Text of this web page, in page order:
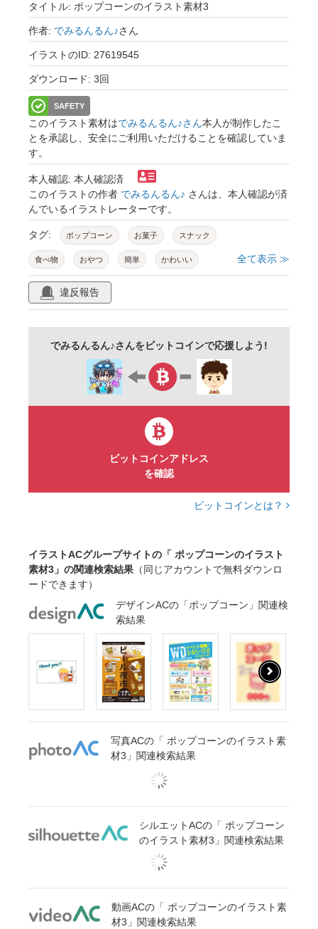
タイトル: ポップコーンのイラスト素材3
作者: でみるんるん♪さん
イラストのID: 27619545
ダウンロード: 3回
SAFETY
このイラスト素材はでみるんるん♪さん本人が制作したこ
とを承認し、安全にご利用いただけることを確認していま
す。
本人確認: 本人確認済
このイラストの作者 でみるんるん♪ さんは、本人確認が済
んでいるイラストレーターです。
タグ: ポップコーン お菓子 スナック
食べ物 おやつ 簡単 かわいい
シンプル
全て表示 ≫
違反報告
でみるんるん♪さんをビットコインで応援しよう!
ビットコインアドレス
を確認
ビットコインとは？
イラストACグループサイトの「 ポップコーンのイラスト
素材3」の関連検索結果 （同じアカウントで無料ダウンロ
ードできます）
デザインACの「ポップコーン」関連検
索結果
写真ACの「 ポップコーンのイラスト素
材3」関連検索結果
シルエットACの「 ポップコーン
のイラスト素材3」関連検索結果
動画ACの「 ポップコーンのイラスト素
材3」関連検索結果